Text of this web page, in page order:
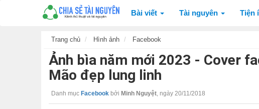
Bài viết Tài nguyên Tiện
Trang chủ Hình ảnh Facebook
Ảnh bìa năm mới 2023 - Cover
Mão đẹp lung linh
Danh mục Facebook bởi Minh Nguyệt, ngày 20/11/2018